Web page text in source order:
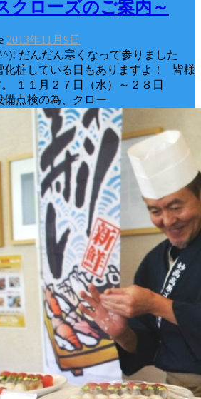
クローズのご案内～
2013年11月9日
だんだん寒くなって参りました
化粧している日もありますよ！ 皆様
１１月２７日（水）～２８日
備点検の為、クロー